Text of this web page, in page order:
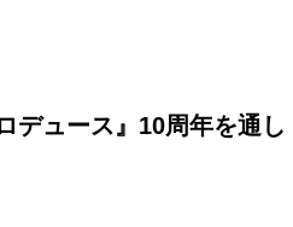
デュース』10周年を通し